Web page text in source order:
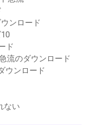
ンロード
ド
流のダウンロード
ウンロード
ない